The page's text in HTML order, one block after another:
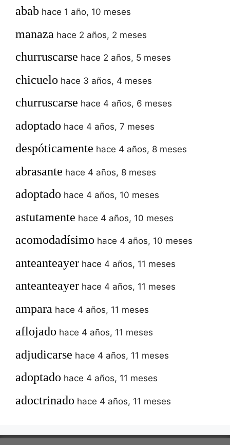
abab hace 1 año, 10 meses
manaza hace 2 años, 2 meses
churruscarse hace 2 años, 5 meses
chicuelo hace 3 años, 4 meses
churruscarse hace 4 años, 6 meses
adoptado hace 4 años, 7 meses
despóticamente hace 4 años, 8 meses
abrasante hace 4 años, 8 meses
adoptado hace 4 años, 10 meses
astutamente hace 4 años, 10 meses
acomodadísimo hace 4 años, 10 meses
anteanteayer hace 4 años, 11 meses
anteanteayer hace 4 años, 11 meses
ampara hace 4 años, 11 meses
aflojado hace 4 años, 11 meses
adjudicarse hace 4 años, 11 meses
adoptado hace 4 años, 11 meses
adoctrinado hace 4 años, 11 meses